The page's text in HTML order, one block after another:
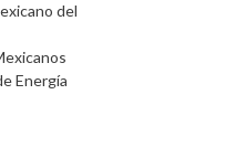
del
Energía